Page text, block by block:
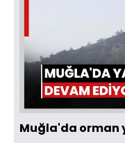
Muğla'da orman